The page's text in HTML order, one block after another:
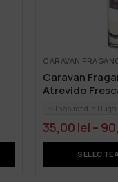
CARAVAN
Caravan
Atrevido
Inspirat din Hugo
35,00 lei –